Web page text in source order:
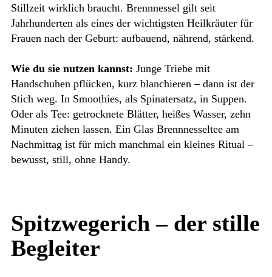
Stillzeit wirklich braucht. Brennnessel gilt seit
Jahrhunderten als eines der wichtigsten Heilkräuter für
Frauen nach der Geburt: aufbauend, nährend, stärkend.
Wie du sie nutzen kannst: Junge Triebe mit
Handschuhen pflücken, kurz blanchieren – dann ist der
Stich weg. In Smoothies, als Spinatersatz, in Suppen.
Oder als Tee: getrocknete Blätter, heißes Wasser, zehn
Minuten ziehen lassen. Ein Glas Brennnesseltee am
Nachmittag ist für mich manchmal ein kleines Ritual –
bewusst, still, ohne Handy.
Spitzwegerich – der stille
Begleiter